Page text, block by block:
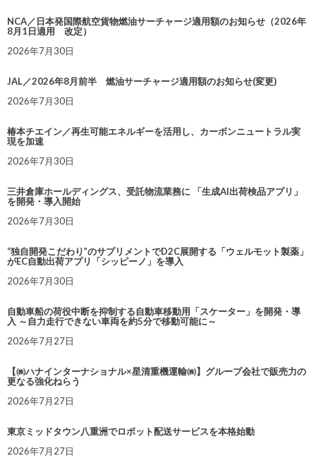
NCA／日本発国際航空貨物燃油サーチャージ適用額のお知らせ（2026年
8月1日適用 改定）
2026年7月30日
JAL／2026年8月前半 燃油サーチャージ適用額のお知らせ(変更)
2026年7月30日
椿本チエイン／再生可能エネルギーを活用し、カーボンニュートラル実
現を加速
2026年7月30日
三井倉庫ホールディングス、受託物流業務に 「生成AI出荷検品アプリ」
を開発・導入開始
2026年7月30日
“独自開発こだわり”のサプリメントでD2C展開する「ウェルモット製薬」
がEC自動出荷アプリ「シッピーノ」を導入
2026年7月30日
自動車船の荷役中断を抑制する自動車移動用「スケーター」を開発・導
入 ～自力走行できない車両を約5分で移動可能に～
2026年7月27日
【㈱ハナインターナショナル×星清重機運輸㈱】グループ会社で販売力の
更なる強化ねらう
2026年7月27日
東京ミッドタウン八重洲でロボット配送サービスを本格始動
2026年7月27日